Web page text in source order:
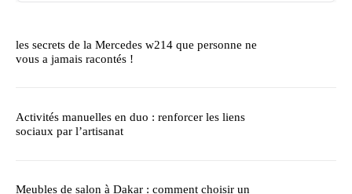
les secrets de la Mercedes w214 que personne ne
vous a jamais racontés !
Activités manuelles en duo : renforcer les liens
sociaux par l’artisanat
Meubles de salon à Dakar : comment choisir un